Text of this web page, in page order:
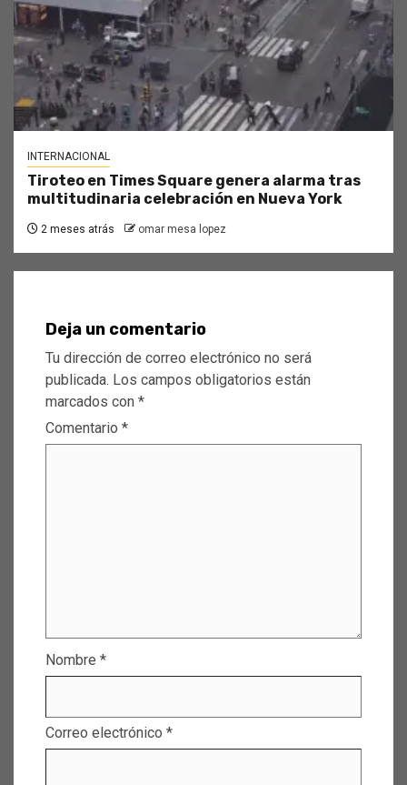
INTERNACIONAL
Tiroteo en Times Square genera alarma tras
multitudinaria celebración en Nueva York
2 meses atrás omar mesa lopez
Deja un comentario
Tu dirección de correo electrónico no será
publicada. Los campos obligatorios están
marcados con *
Comentario *
Nombre *
Correo electrónico *